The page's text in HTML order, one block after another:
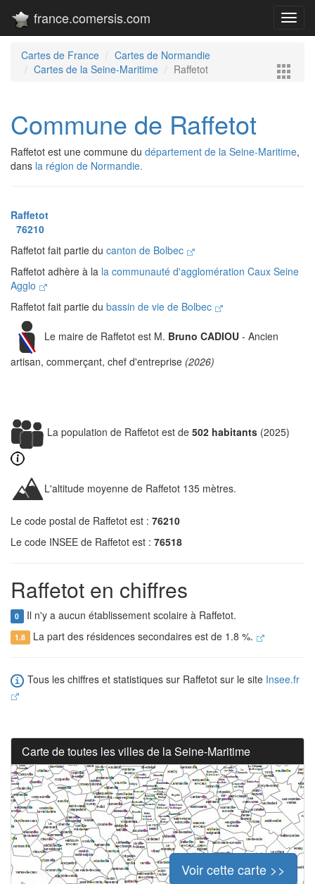
france.comersis.com
Cartes de France
Cartes de Normandie
Cartes de la Seine-Maritime
Raffetot
Commune de Raffetot
Raffetot est une commune du département de la Seine-Maritime,
dans la région de Normandie.
Raffetot
76210
Raffetot fait partie du canton de Bolbec
Raffetot adhère à la la communauté d'agglomération Caux Seine
Agglo
Raffetot fait partie du bassin de vie de Bolbec
Le maire de Raffetot est M. Bruno CADIOU - Ancien
artisan, commerçant, chef d'entreprise (2026)
La population de Raffetot est de 502 habitants (2025)
L'altitude moyenne de Raffetot 135 mètres.
Le code postal de Raffetot est : 76210
Le code INSEE de Raffetot est : 76518
Raffetot en chiffres
0 Il n'y a aucun établissement scolaire à Raffetot.
1.8 La part des résidences secondaires est de 1.8 %.
Tous les chiffres et statistiques sur Raffetot sur le site Insee.fr
Carte de toutes les villes de la Seine-Maritime
Voir cette carte >>